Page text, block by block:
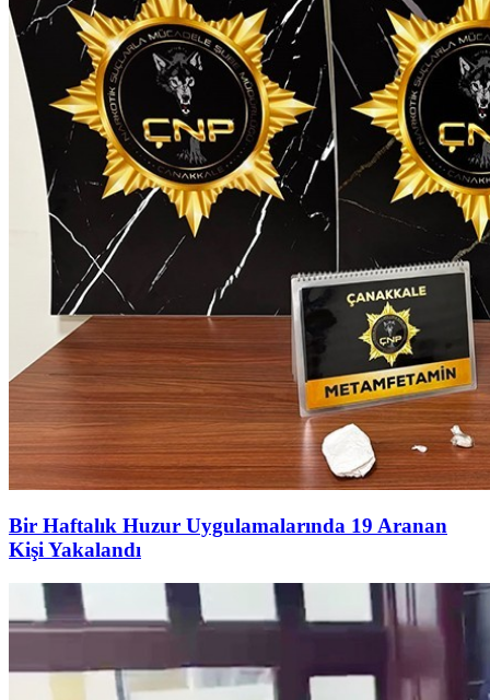
Bir Haftalık Huzur Uygulamalarında 19 Aranan
Kişi Yakalandı